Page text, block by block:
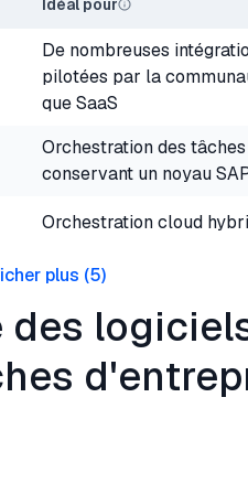
De nombreuses
pilotées par la
que SaaS
Orchestration des
conservant un noyau
Orchestration cloud
plus (5)
des